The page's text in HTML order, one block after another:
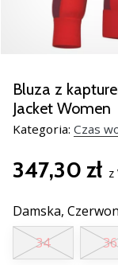
Świąteczne
prezenty
–
Nasze
porady
prezentowe
Ci
wybrać
idealny
prezent!
Znajdź
buty,
Bluza z
Jacket Women
Kategoria: Czas
347,30 zł z
Damska,
34
36